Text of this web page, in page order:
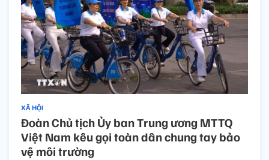
XÃ HỘI
Đoàn Chủ tịch Ủy ban Trung ương MTTQ
Việt Nam kêu gọi toàn dân chung tay bảo
vệ môi trường